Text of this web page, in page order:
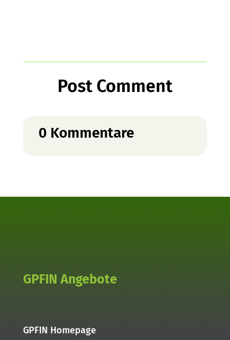
Post Comment
0 Kommentare
GPFIN Angebote
GPFIN Homepage